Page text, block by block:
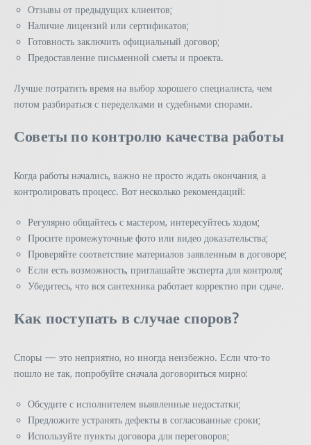
Отзывы от предыдущих клиентов;
Наличие лицензий или сертификатов;
Готовность заключить официальный договор;
Предоставление письменной сметы и проекта.
Лучше потратить время на выбор хорошего специалиста, чем
потом разбираться с переделками и судебными спорами.
Советы по контролю качества работы
Когда работы начались, важно не просто ждать окончания, а
контролировать процесс. Вот несколько рекомендаций:
Регулярно общайтесь с мастером, интересуйтесь ходом;
Просите промежуточные фото или видео доказательства;
Проверяйте соответствие материалов заявленным в договоре;
Если есть возможность, приглашайте эксперта для контроля;
Убедитесь, что вся сантехника работает корректно при сдаче.
Как поступать в случае споров?
Споры — это неприятно, но иногда неизбежно. Если что-то
пошло не так, попробуйте сначала договориться мирно:
Обсудите с исполнителем выявленные недостатки;
Предложите устранять дефекты в согласованные сроки;
Используйте пункты договора для переговоров;